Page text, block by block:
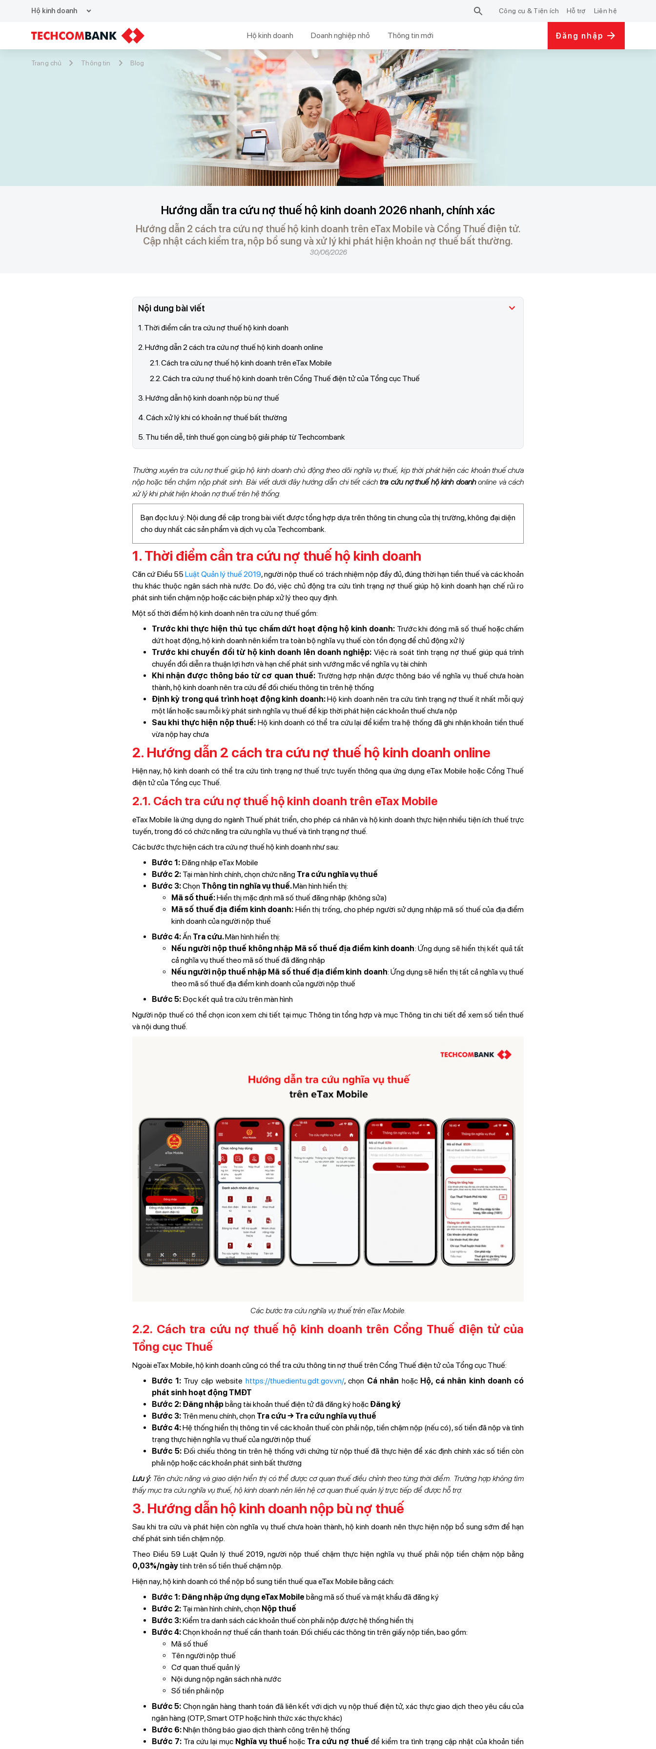
Hộ kinh doanh expand_more Công cụ & Tiện ích Hỗ trợ Liên hệ
Hộ kinh doanh Doanh nghiệp nhỏ Thông tin mới Đăng nhập
Trang chủ Thông tin Blog
Hướng dẫn tra cứu nợ thuế hộ kinh doanh 2026 nhanh, chính xác
Hướng dẫn 2 cách tra cứu nợ thuế hộ kinh doanh trên eTax Mobile và Cổng Thuế điện tử.
Cập nhật cách kiểm tra, nộp bổ sung và xử lý khi phát hiện khoản nợ thuế bất thường.
30/06/2026
Nội dung bài viết
1. Thời điểm cần tra cứu nợ thuế hộ kinh doanh
2. Hướng dẫn 2 cách tra cứu nợ thuế hộ kinh doanh online
2.1. Cách tra cứu nợ thuế hộ kinh doanh trên eTax Mobile
2.2. Cách tra cứu nợ thuế hộ kinh doanh trên Cổng Thuế điện tử của Tổng cục Thuế
3. Hướng dẫn hộ kinh doanh nộp bù nợ thuế
4. Cách xử lý khi có khoản nợ thuế bất thường
5. Thu tiền dễ, tính thuế gọn cùng bộ giải pháp từ Techcombank
Thường xuyên tra cứu nợ thuế giúp hộ kinh doanh chủ động theo dõi nghĩa vụ thuế, kịp thời phát hiện các khoản thuế chưa
nộp hoặc tiền chậm nộp phát sinh. Bài viết dưới đây hướng dẫn chi tiết cáchtra cứu nợ thuế hộ kinh doanh online và cách
xử lý khi phát hiện khoản nợ thuế trên hệ thống.
Bạn đọc lưu ý: Nội dung đề cập trong bài viết được tổng hợp dựa trên thông tin chung của thị trường, không đại diện
cho duy nhất các sản phẩm và dịch vụ của Techcombank.
1. Thời điểm cần tra cứu nợ thuế hộ kinh doanh
Căn cứ Điều 55 Luật Quản lý thuế 2019, người nộp thuế có trách nhiệm nộp đầy đủ, đúng thời hạn tiền thuế và các khoản
thu khác thuộc ngân sách nhà nước. Do đó, việc chủ động tra cứu tình trạng nợ thuế giúp hộ kinh doanh hạn chế rủi ro
phát sinh tiền chậm nộp hoặc các biện pháp xử lý theo quy định.
Một số thời điểm hộ kinh doanh nên tra cứu nợ thuế gồm:
Trước khi thực hiện thủ tục chấm dứt hoạt động hộ kinh doanh: Trước khi đóng mã số thuế hoặc chấm
dứt hoạt động, hộ kinh doanh nên kiểm tra toàn bộ nghĩa vụ thuế còn tồn đọng để chủ động xử lý
Trước khi chuyển đổi từ hộ kinh doanh lên doanh nghiệp: Việc rà soát tình trạng nợ thuế giúp quá trình
chuyển đổi diễn ra thuận lợi hơn và hạn chế phát sinh vướng mắc về nghĩa vụ tài chính
Khi nhận được thông báo từ cơ quan thuế: Trường hợp nhận được thông báo về nghĩa vụ thuế chưa hoàn
thành, hộ kinh doanh nên tra cứu để đối chiếu thông tin trên hệ thống
Định kỳ trong quá trình hoạt động kinh doanh:Hộ kinh doanh nên tra cứu tình trạng nợ thuế ít nhất mỗi quý
một lần hoặc sau mỗi kỳ phát sinh nghĩa vụ thuế để kịp thời phát hiện các khoản thuế chưa nộp
Sau khi thực hiện nộp thuế:Hộ kinh doanh có thể tra cứu lại để kiểm tra hệ thống đã ghi nhận khoản tiền thuế
vừa nộp hay chưa
2. Hướng dẫn 2 cách tra cứu nợ thuế hộ kinh doanh online
Hiện nay, hộ kinh doanh có thể tra cứu tình trạng nợ thuế trực tuyến thông qua ứng dụng eTax Mobile hoặc Cổng Thuế
điện tử của Tổng cục Thuế.
2.1. Cách tra cứu nợ thuế hộ kinh doanh trên eTax Mobile
eTax Mobile là ứng dụng do ngành Thuế phát triển, cho phép cá nhân và hộ kinh doanh thực hiện nhiều tiện ích thuế trực
tuyến, trong đó có chức năng tra cứu nghĩa vụ thuế và tình trạng nợ thuế.
Các bước thực hiện cách tra cứu nợ thuế hộ kinh doanh như sau:
Bước 1: Đăng nhập eTax Mobile
Bước 2: Tại màn hình chính, chọn chức năng Tra cứu nghĩa vụ thuế
Bước 3:Chọn Thông tin nghĩa vụ thuế.Màn hình hiển thị:
Mã số thuế:Hiển thị mặc định mã số thuế đăng nhập (không sửa)
Mã số thuế địa điểm kinh doanh: Hiển thị trống, cho phép người sử dụng nhập mã số thuế của địa điểm
kinh doanh của người nộp thuế
Bước 4:Ấn Tra cứu.Màn hình hiển thị:
Nếu người nộp thuế không nhập Mã số thuế địa điểm kinh doanh: Ứng dụng sẽ hiển thị kết quả tất
cả nghĩa vụ thuế theo mã số thuế đã đăng nhập
Nếu người nộp thuế nhập Mã số thuế địa điểm kinh doanh: Ứng dụng sẽ hiển thị tất cả nghĩa vụ thuế
theo mã số thuế địa điểm kinh doanh của người nộp thuế
Bước 5: Đọc kết quả tra cứu trên màn hình
Người nộp thuế có thể chọn icon xem chi tiết tại mục Thông tin tổng hợp và mục Thông tin chi tiết để xem số tiền thuế
và nội dung thuế.
Các bước tra cứu nghĩa vụ thuế trên eTax Mobile.
2.2. Cách tra cứu nợ thuế hộ kinh doanh trên Cổng Thuế điện tử của
Tổng cục Thuế
Ngoài eTax Mobile, hộ kinh doanh cũng có thể tra cứu thông tin nợ thuế trên Cổng Thuế điện tử của Tổng cục Thuế:
Bước 1: Truy cập website https://thuedientu.gdt.gov.vn/, chọn Cá nhân hoặc Hộ, cá nhân kinh doanh có
phát sinh hoạt động TMĐT
Bước 2: Đăng nhậpbằng tài khoản thuế điện tử đã đăng ký hoặc Đăng ký
Bước 3: Trên menu chính, chọnTra cứu → Tra cứu nghĩa vụ thuế
Bước 4:Hệ thống hiển thị thông tin về các khoản thuế còn phải nộp, tiền chậm nộp (nếu có), số tiền đã nộp và tình
trạng thực hiện nghĩa vụ thuế của người nộp thuế
Bước 5:Đối chiếu thông tin trên hệ thống với chứng từ nộp thuế đã thực hiện để xác định chính xác số tiền còn
phải nộp hoặc các khoản phát sinh bất thường
Lưu ý: Tên chức năng và giao diện hiển thị có thể được cơ quan thuế điều chỉnh theo từng thời điểm. Trường hợp không tìm
thấy mục tra cứu nghĩa vụ thuế, hộ kinh doanh nên liên hệ cơ quan thuế quản lý trực tiếp để được hỗ trợ.
3. Hướng dẫn hộ kinh doanh nộp bù nợ thuế
Sau khi tra cứu và phát hiện còn nghĩa vụ thuế chưa hoàn thành, hộ kinh doanh nên thực hiện nộp bổ sung sớm để hạn
chế phát sinh tiền chậm nộp.
Theo Điều 59 Luật Quản lý thuế 2019, người nộp thuế chậm thực hiện nghĩa vụ thuế phải nộp tiền chậm nộp bằng
0,03%/ngàytính trên số tiền thuế chậm nộp.
Hiện nay, hộ kinh doanh có thể nộp bổ sung tiền thuế qua eTax Mobile bằng cách:
Bước 1: Đăng nhập ứng dụng eTax Mobile bằng mã số thuế và mật khẩu đã đăng ký
Bước 2: Tại màn hình chính, chọn Nộp thuế
Bước 3:Kiểm tra danh sách các khoản thuế còn phải nộp được hệ thống hiển thị
Bước 4:Chọn khoản nợ thuế cần thanh toán. Đối chiếu các thông tin trên giấy nộp tiền, bao gồm:
Mã số thuế
Tên người nộp thuế
Cơ quan thuế quản lý
Nội dung nộp ngân sách nhà nước
Số tiền phải nộp
Bước 5: Chọn ngân hàng thanh toán đã liên kết với dịch vụ nộp thuế điện tử, xác thực giao dịch theo yêu cầu của
ngân hàng (OTP, Smart OTP hoặc hình thức xác thực khác)
Bước 6:Nhận thông báo giao dịch thành công trên hệ thống
Bước 7: Tra cứu lại mục Nghĩa vụ thuế hoặc Tra cứu nợ thuế để kiểm tra tình trạng cập nhật của khoản tiền